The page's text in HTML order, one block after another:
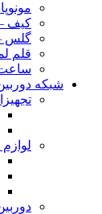
کیف
گلس
قلم
ساعت
شبکه